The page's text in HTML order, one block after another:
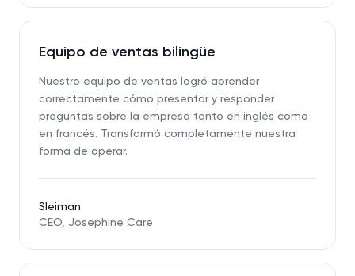
Equipo de ventas bilingüe
Nuestro equipo de ventas logró aprender
correctamente cómo presentar y responder
preguntas sobre la empresa tanto en inglés como
en francés. Transformó completamente nuestra
forma de operar.
Sleiman
CEO, Josephine Care